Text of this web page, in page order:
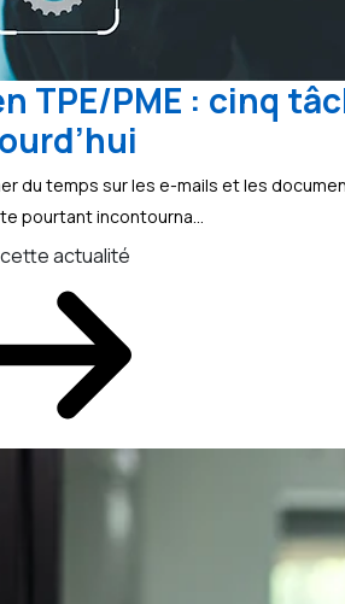
TPE/PME : cinq
du temps sur les e-mails et les
pourtant incontourna...
actualité